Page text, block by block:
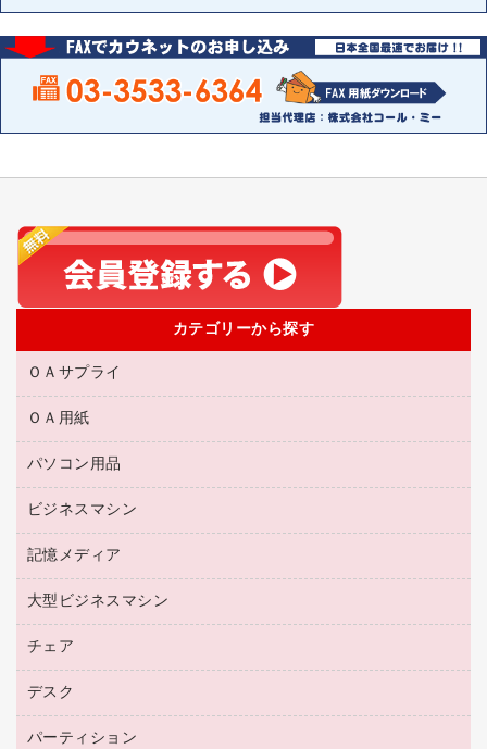
カテゴリーから探す
ＯＡサプライ
互換インクカートリッジ
リサイクルトナー（プール方式）
リサイクルインクカートリッジ
プリンタ用リボン
トナーカートリッジ
コピートナー
インクカートリッジ
ＯＡ用紙
名刺用紙
ワープロ用紙
ラベル用紙
プロッター用紙
ハガキ用紙
その他コピー用紙・プリンタ用紙
コピー用紙
パソコン用品
パソコン周辺機器
マウスパッド
マウス
パソコンバッグ／収納用品
ネットワーク／ＬＡＮ機器
ビジネスマシン
電話機
レーザープリンタ／複合機
メモリーカード
プロジェクタ
ファクシミリ
記憶メディア
ブルーレイディスク
ＣＤ－ＲＷ
ＣＤ－Ｒ
メディア収納用品
大型ビジネスマシン
プリンタ
チェア
応接イス・ベンチ
デスク
ミーティングテーブル
パーティション